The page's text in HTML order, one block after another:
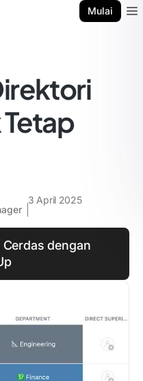
Mulai
3 April 2025
dengan